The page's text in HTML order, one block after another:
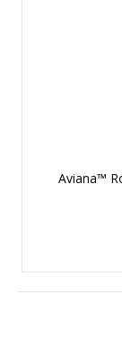
Aviana™